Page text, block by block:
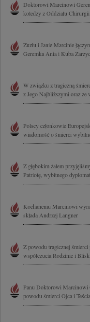
Doktorowi Marcinowi
koledzy z Oddziału
Zuziu i Janie Marcinie
Geremka Ania i Kuba
W związku z tragiczną
z Jego Najbliższymi oraz ze
Polscy członkowie
wiadomość o śmierci
Z głębokim żalem
Patriotę, wybitnego
Kochanemu Marcinowi
składa Andrzej Langner
Z powodu tragicznej
współczucia Rodzinie i
Panu Doktorowi Marcinowi
powodu śmierci Ojca i